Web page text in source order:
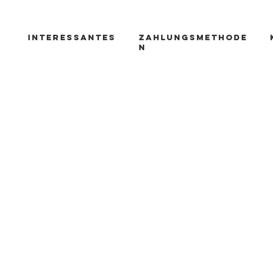
zahlungsmethode
n
INTERESSANTES